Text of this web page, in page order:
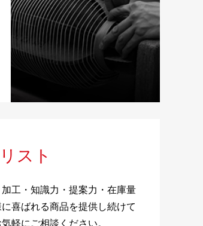
スト
工・知識力・提案力・在庫量
喜ばれる商品を提供し続けて
軽にご相談ください。